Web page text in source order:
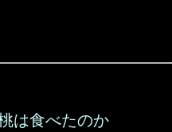
は食べたのか